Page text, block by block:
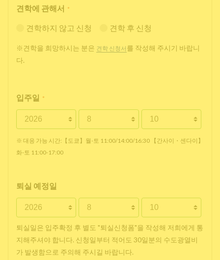
견학에 관해서 *
견학하지 않고 신청 견학 후 신청
※견학을 희망하시는 분은 견학 신청서 를 작성해 주시기 바랍니
다.
입주일 *
※ 대응 가능 시간:【도쿄】월-토 11:00/14:00/16:30 【간사이・센다이】
화-토 11:00-17:00
퇴실 예정일
퇴실일은 입주확정 후 별도 "퇴실신청폼"을 작성해 저희에게 통
지해주셔야 합니다. 신청일부터 적어도 30일분의 수도광열비
가 발생함으로 주의해 주시길 바랍니다.